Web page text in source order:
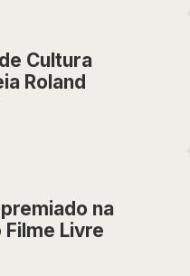
Cultura
Roland
na
Livre